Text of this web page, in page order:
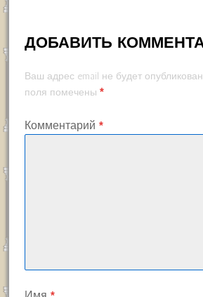
ДОБАВИТЬ
Ваш адрес email не будет опубликован.
поля помечены *
Комментарий *